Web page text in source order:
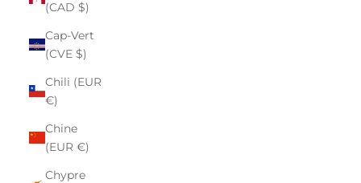
(CAD $)
Cap-Vert
(CVE $)
Chili (EUR
€)
Chine
(EUR €)
Chypre